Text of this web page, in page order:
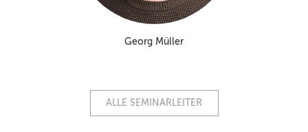
Georg Müller
ALLE SEMINARLEITER